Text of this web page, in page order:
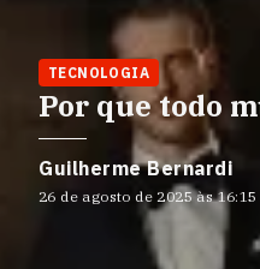
TECNOLOGIA
Por que todo
Guilherme Bernardi
26 de agosto de 2025 às 16:15